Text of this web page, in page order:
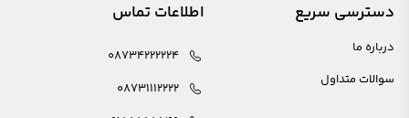
دسترسی سریع
درباره ما
سوالات متداول
اطلاعات تماس
08734222224
08731112222